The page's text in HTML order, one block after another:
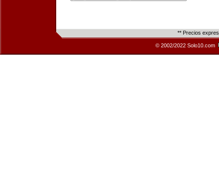
** Precios
© 2002/2022 Solo10.com